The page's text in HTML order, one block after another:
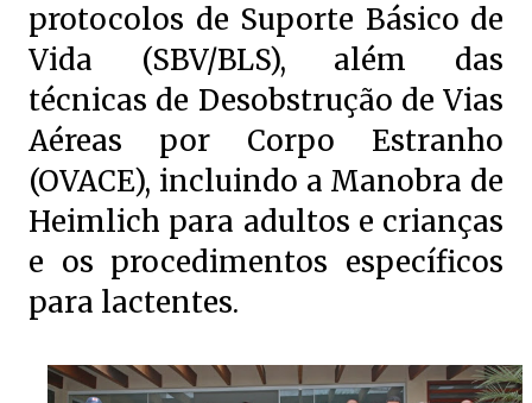
protocolos de Suporte Básico de
Vida (SBV/BLS), além das
técnicas de Desobstrução de Vias
Aéreas por Corpo Estranho
(OVACE), incluindo a Manobra de
Heimlich para adultos e crianças
e os procedimentos específicos
para lactentes.